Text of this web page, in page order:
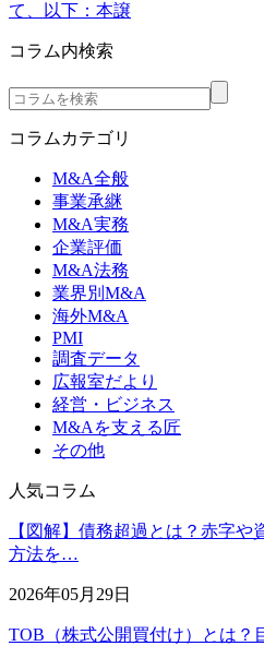
て、以下：本譲
コラム内検索
コラムカテゴリ
M&A全般
事業承継
M&A実務
企業評価
M&A法務
業界別M&A
海外M&A
PMI
調査データ
広報室だより
経営・ビジネス
M&Aを支える匠
その他
人気コラム
【図解】債務超過とは？赤字
方法を…
2026年05月29日
TOB（株式公開買付け）とは？